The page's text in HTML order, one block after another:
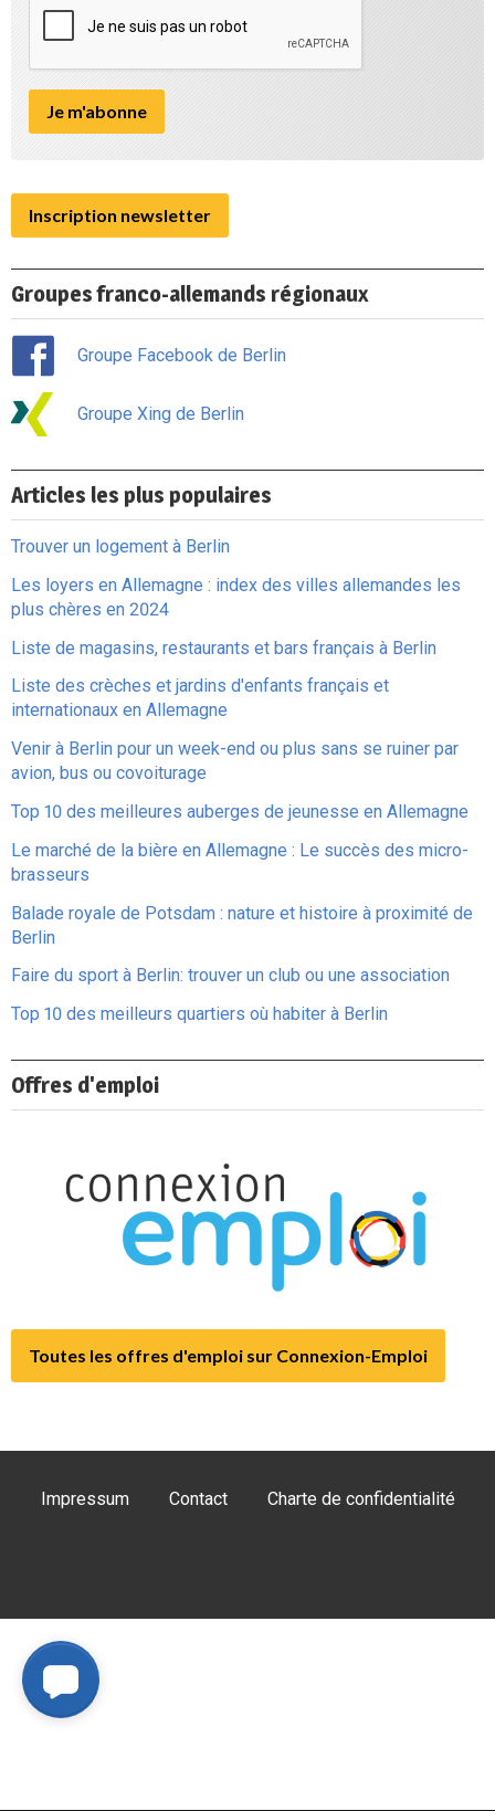
Inscription newsletter
Groupes franco-allemands régionaux
Groupe Facebook de Berlin
Groupe Xing de Berlin
Articles les plus populaires
Trouver un logement à Berlin
Les loyers en Allemagne : index des villes allemandes les
plus chères en 2024
Liste de magasins, restaurants et bars français à Berlin
Liste des crèches et jardins d'enfants français et
internationaux en Allemagne
Venir à Berlin pour un week-end ou plus sans se ruiner par
avion, bus ou covoiturage
Top 10 des meilleures auberges de jeunesse en Allemagne
Le marché de la bière en Allemagne : Le succès des micro-
brasseurs
Balade royale de Potsdam : nature et histoire à proximité de
Berlin
Faire du sport à Berlin: trouver un club ou une association
Top 10 des meilleurs quartiers où habiter à Berlin
Offres d'emploi
Toutes les offres d'emploi sur Connexion-Emploi
Impressum Contact Charte de confidentialité